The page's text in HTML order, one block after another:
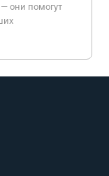
они помогут